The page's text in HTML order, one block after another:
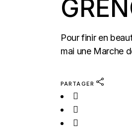
Pour finir en
mai une Marche
PARTAGER